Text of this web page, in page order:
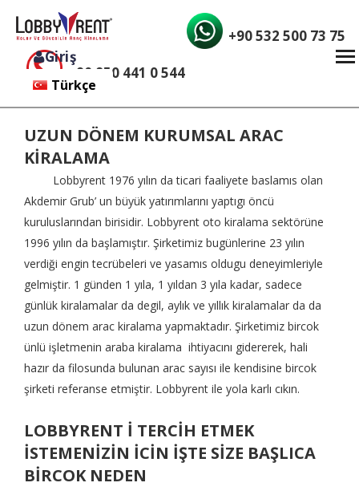
Giriş
Türkçe
+90 532 500 73 75
+90 850 441 0 544
UZUN DÖNEM KURUMSAL ARAC
KİRALAMA
Lobbyrent 1976 yılın da ticari faaliyete baslamıs olan
Akdemir Grub’ un büyük yatırımlarını yaptıgı öncü
kuruluslarından birisidir. Lobbyrent oto kiralama sektörüne
1996 yılın da başlamıştır. Şirketimiz bugünlerine 23 yılın
verdiği engin tecrübeleri ve yasamıs oldugu deneyimleriyle
gelmiştir. 1 günden 1 yıla, 1 yıldan 3 yıla kadar, sadece
günlük kiralamalar da degil, aylık ve yıllık kiralamalar da da
uzun dönem arac kiralama yapmaktadır. Şirketimiz bircok
ünlü işletmenin araba kiralama ihtiyacını gidererek, hali
hazır da filosunda bulunan arac sayısı ile kendisine bircok
şirketi referanse etmiştir. Lobbyrent ile yola karlı cıkın.
LOBBYRENT İ TERCİH ETMEK
İSTEMENİZİN İCİN İŞTE SİZE BAŞLICA
BİRCOK NEDEN